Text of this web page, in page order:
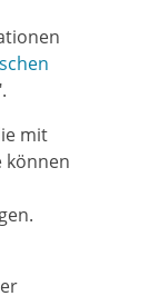
mit
können